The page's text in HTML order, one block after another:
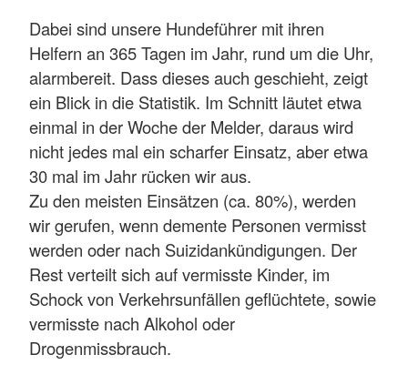
Dabei sind unsere Hundeführer mit ihren
Helfern an 365 Tagen im Jahr, rund um die Uhr,
alarmbereit. Dass dieses auch geschieht, zeigt
ein Blick in die Statistik. Im Schnitt läutet etwa
einmal in der Woche der Melder, daraus wird
nicht jedes mal ein scharfer Einsatz, aber etwa
30 mal im Jahr rücken wir aus.
Zu den meisten Einsätzen (ca. 80%), werden
wir gerufen, wenn demente Personen vermisst
werden oder nach Suizidankündigungen. Der
Rest verteilt sich auf vermisste Kinder, im
Schock von Verkehrsunfällen geflüchtete, sowie
vermisste nach Alkohol oder
Drogenmissbrauch.